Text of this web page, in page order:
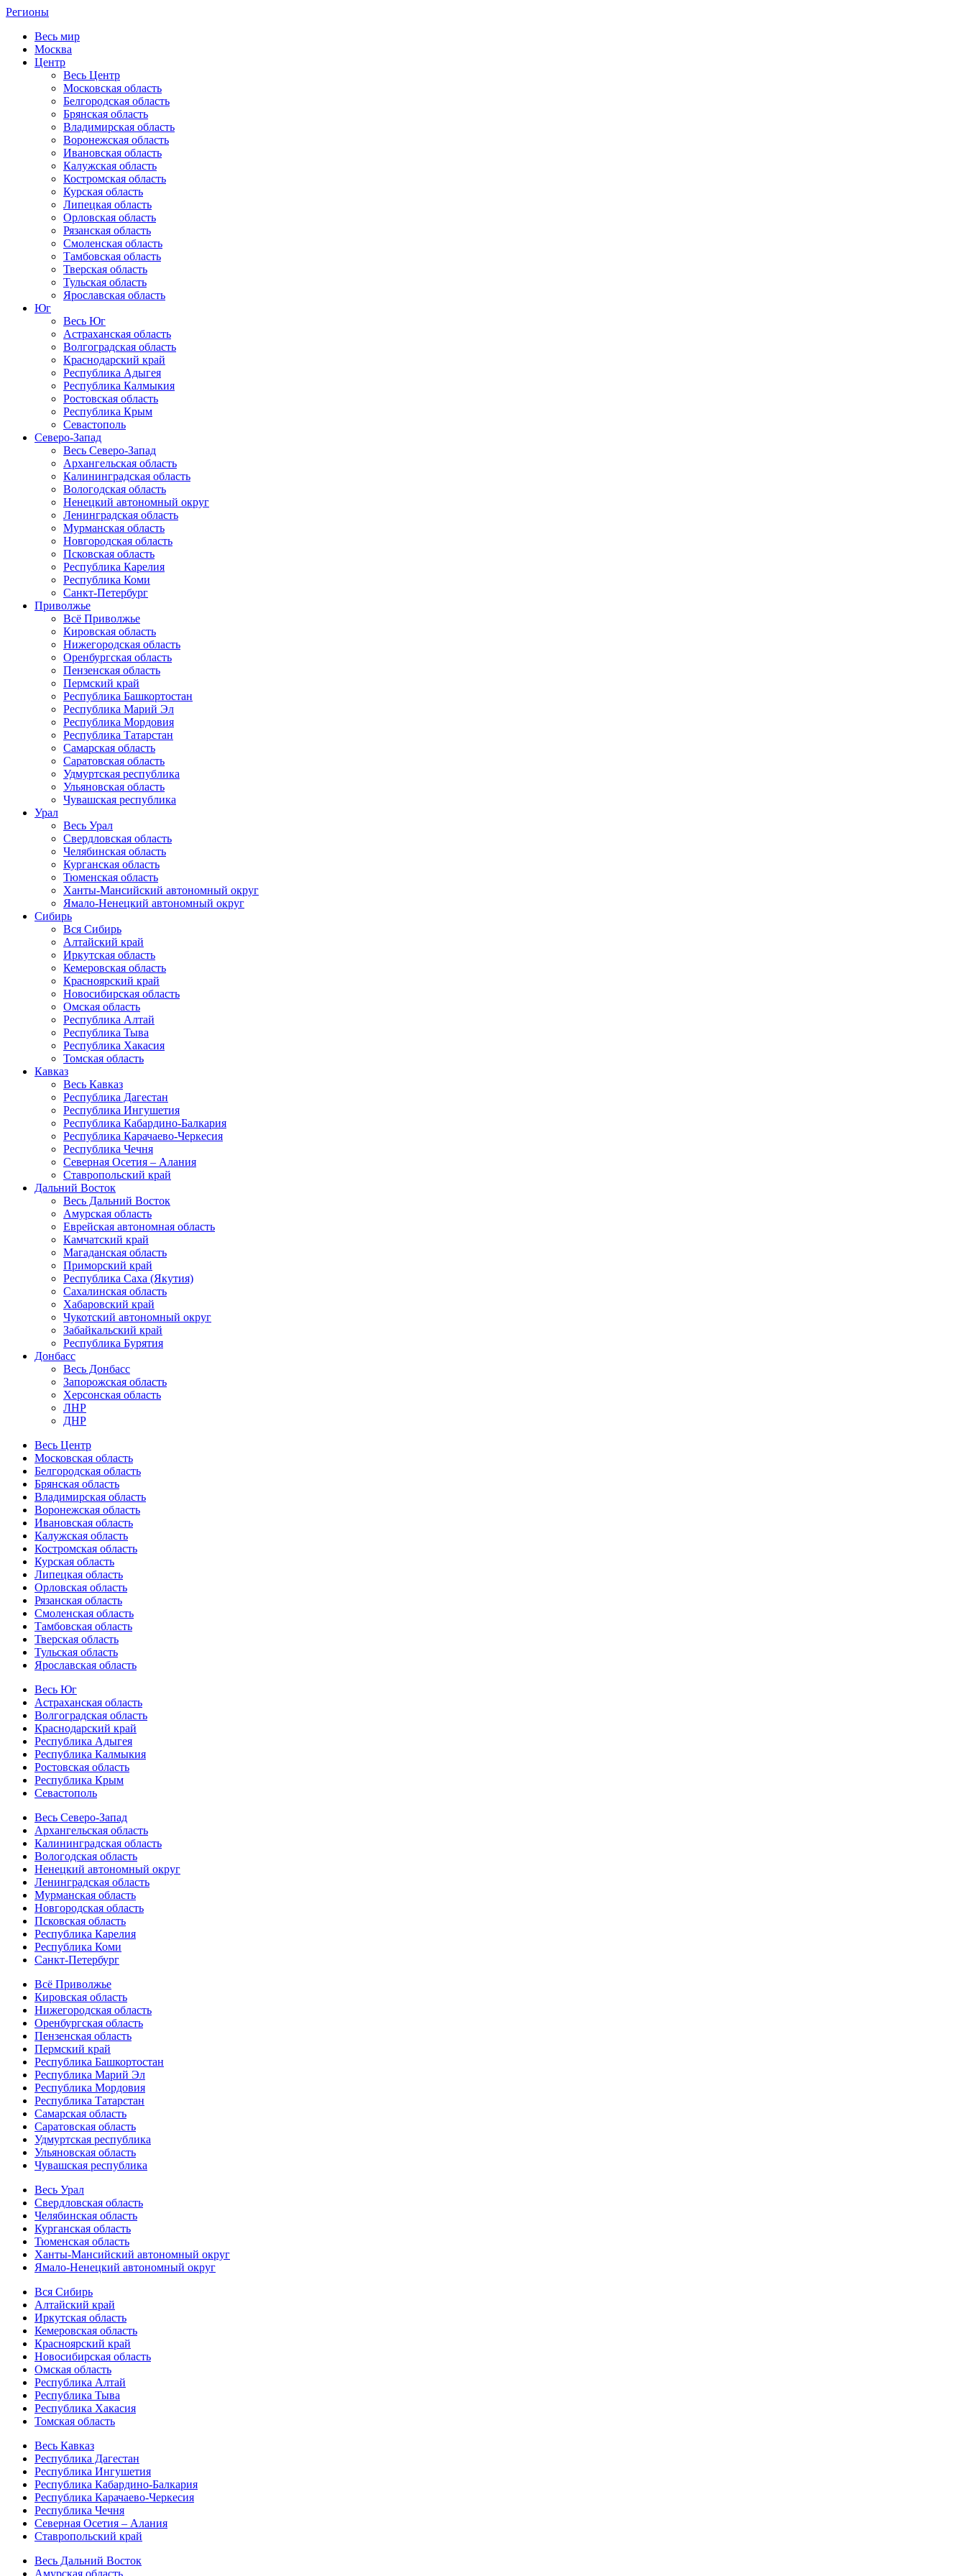
Регионы
Весь мир
Москва
Центр
Весь Центр
Московская область
Белгородская область
Брянская область
Владимирская область
Воронежская область
Ивановская область
Калужская область
Костромская область
Курская область
Липецкая область
Орловская область
Рязанская область
Смоленская область
Тамбовская область
Тверская область
Тульская область
Ярославская область
Юг
Весь Юг
Астраханская область
Волгоградская область
Краснодарский край
Республика Адыгея
Республика Калмыкия
Ростовская область
Республика Крым
Севастополь
Северо-Запад
Весь Северо-Запад
Архангельская область
Калининградская область
Вологодская область
Ненецкий автономный округ
Ленинградская область
Мурманская область
Новгородская область
Псковская область
Республика Карелия
Республика Коми
Санкт-Петербург
Приволжье
Всё Приволжье
Кировская область
Нижегородская область
Оренбургская область
Пензенская область
Пермский край
Республика Башкортостан
Республика Марий Эл
Республика Мордовия
Республика Татарстан
Самарская область
Саратовская область
Удмуртская республика
Ульяновская область
Чувашская республика
Урал
Весь Урал
Свердловская область
Челябинская область
Курганская область
Тюменская область
Ханты-Мансийский автономный округ
Ямало-Ненецкий автономный округ
Сибирь
Вся Сибирь
Алтайский край
Иркутская область
Кемеровская область
Красноярский край
Новосибирская область
Омская область
Республика Алтай
Республика Тыва
Республика Хакасия
Томская область
Кавказ
Весь Кавказ
Республика Дагестан
Республика Ингушетия
Республика Кабардино-Балкария
Республика Карачаево-Черкесия
Республика Чечня
Северная Осетия – Алания
Ставропольский край
Дальний Восток
Весь Дальний Восток
Амурская область
Еврейская автономная область
Камчатский край
Магаданская область
Приморский край
Республика Саха (Якутия)
Сахалинская область
Хабаровский край
Чукотский автономный округ
Забайкальский край
Республика Бурятия
Донбасс
Весь Донбасс
Запорожская область
Херсонская область
ЛНР
ДНР
Весь Центр
Московская область
Белгородская область
Брянская область
Владимирская область
Воронежская область
Ивановская область
Калужская область
Костромская область
Курская область
Липецкая область
Орловская область
Рязанская область
Смоленская область
Тамбовская область
Тверская область
Тульская область
Ярославская область
Весь Юг
Астраханская область
Волгоградская область
Краснодарский край
Республика Адыгея
Республика Калмыкия
Ростовская область
Республика Крым
Севастополь
Весь Северо-Запад
Архангельская область
Калининградская область
Вологодская область
Ненецкий автономный округ
Ленинградская область
Мурманская область
Новгородская область
Псковская область
Республика Карелия
Республика Коми
Санкт-Петербург
Всё Приволжье
Кировская область
Нижегородская область
Оренбургская область
Пензенская область
Пермский край
Республика Башкортостан
Республика Марий Эл
Республика Мордовия
Республика Татарстан
Самарская область
Саратовская область
Удмуртская республика
Ульяновская область
Чувашская республика
Весь Урал
Свердловская область
Челябинская область
Курганская область
Тюменская область
Ханты-Мансийский автономный округ
Ямало-Ненецкий автономный округ
Вся Сибирь
Алтайский край
Иркутская область
Кемеровская область
Красноярский край
Новосибирская область
Омская область
Республика Алтай
Республика Тыва
Республика Хакасия
Томская область
Весь Кавказ
Республика Дагестан
Республика Ингушетия
Республика Кабардино-Балкария
Республика Карачаево-Черкесия
Республика Чечня
Северная Осетия – Алания
Ставропольский край
Весь Дальний Восток
Амурская область